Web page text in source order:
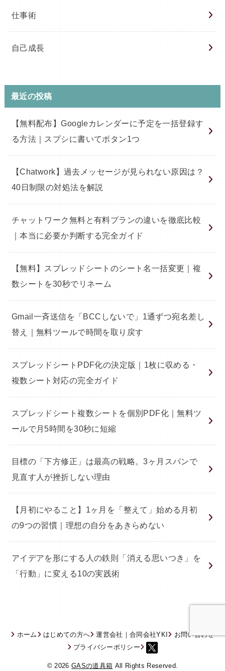
仕事術
自己成長
最近の投稿
【無料配布】Googleカレンダーに予定を一括登録す
る方法｜スプシに書いてボタン1つ
【Chatwork】過去メッセージが見られない原因は？
40日制限の対処法を解説
チャットワーク無料と有料プランの違いを徹底比較
｜本当に必要か判断する完全ガイド
【無料】スプレッドシートのシート名一括変更｜複
数シートを30秒でリネーム
Gmail一斉送信を「BCCしないで」1通ずつ宛名差し
替え｜無料ツールで時間を取り戻す
スプレッドシートPDF化の決定版｜1枚に収める・
複数シート対応の完全ガイド
スプレッドシート複数シートを個別PDF化｜無料ツ
ールで月5時間を30秒に短縮
目標の「下方修正」は最高の戦略。3ヶ月スパンで
見直す人が挫折しない理由
【月初にやること】1ヶ月を「整えて」始める月初
の9つの習慣｜理想の自分をあきらめない
アイデアを形にする人の鉄則「消える思いつき」を
「行動」に変える10の実践術
ホーム はじめての方へ 運営会社｜合同会社YKI
お問い合わせ
プライバシーポリシー
© 2026GASの道具箱 All Rights Reserved.